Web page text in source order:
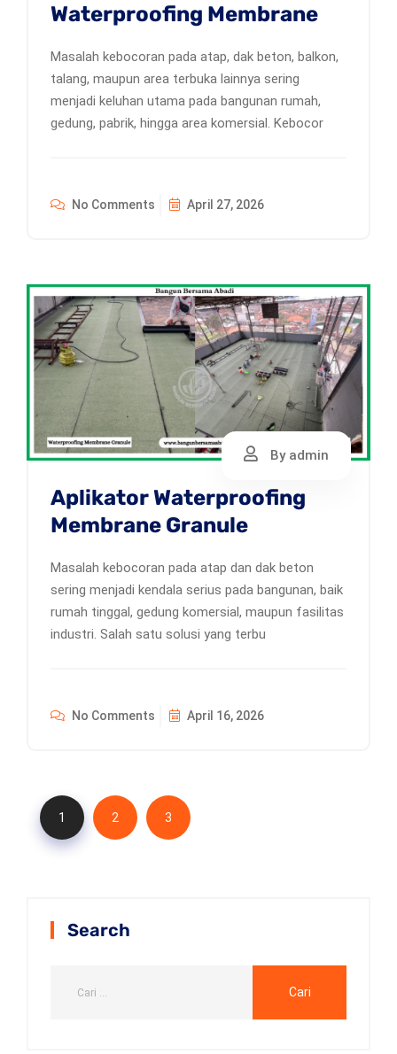
Waterproofing Membrane
Masalah kebocoran pada atap, dak beton, balkon,
talang, maupun area terbuka lainnya sering
menjadi keluhan utama pada bangunan rumah,
gedung, pabrik, hingga area komersial. Kebocor
No Comments April 27, 2026
By admin
Aplikator Waterproofing
Membrane Granule
Masalah kebocoran pada atap dan dak beton
sering menjadi kendala serius pada bangunan, baik
rumah tinggal, gedung komersial, maupun fasilitas
industri. Salah satu solusi yang terbu
No Comments April 16, 2026
1 2 3
Search